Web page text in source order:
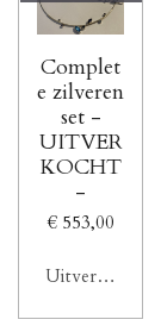
Complet
e zilveren
set -
UITVER
KOCHT
-
€ 553,00
Uitverkocht